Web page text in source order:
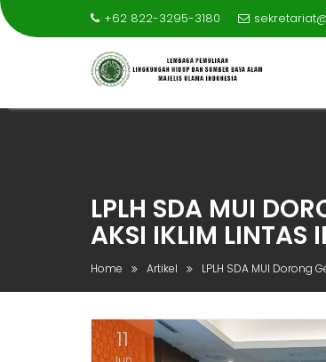
+62 822-3295-3180
LPLH SDA MUI
AKSI IKLIM LINTAS
Home Artikel LPLH SDA MUI
11